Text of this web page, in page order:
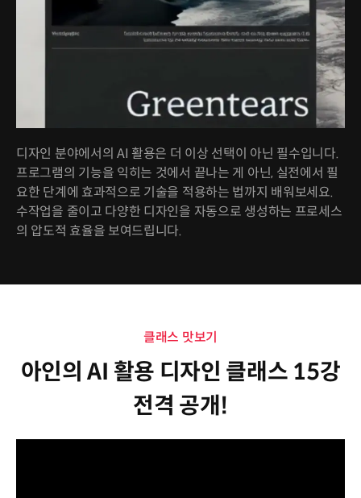
디자인 분야에서의 AI 활용은 더 이상 선택이 아닌 필수입니다.
프로그램의 기능을 익히는 것에서 끝나는 게 아닌, 실전에서 필
요한 단계에 효과적으로 기술을 적용하는 법까지 배워보세요.
수작업을 줄이고 다양한 디자인을 자동으로 생성하는 프로세스
의 압도적 효율을 보여드립니다.
클래스 맛보기
아인의 AI 활용 디자인 클래스 15강
전격 공개!